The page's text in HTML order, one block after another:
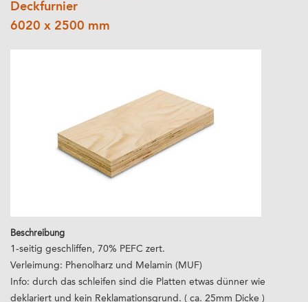
Deckfurnier
6020 x 2500 mm
Beschreibung
1-seitig geschliffen, 70% PEFC zert.
Verleimung: Phenolharz und Melamin (MUF)
Info: durch das schleifen sind die Platten etwas dünner wie
deklariert und kein Reklamationsgrund. ( ca. 25mm Dicke )